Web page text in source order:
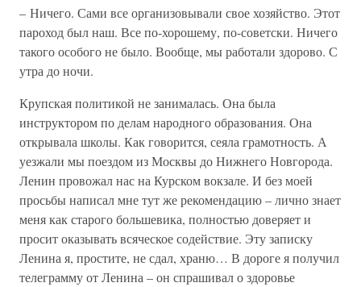
– Ничего. Сами все организовывали свое хозяйство. Этот
пароход был наш. Все по-хорошему, по-советски. Ничего
такого особого не было. Вообще, мы работали здорово. С
утра до ночи.
Крупская политикой не занималась. Она была
инструктором по делам народного образования. Она
открывала школы. Как говорится, сеяла грамотность. А
уезжали мы поездом из Москвы до Нижнего Новгорода.
Ленин провожал нас на Курском вокзале. И без моей
просьбы написал мне тут же рекомендацию – лично знает
меня как старого большевика, полностью доверяет и
просит оказывать всяческое содействие. Эту записку
Ленина я, простите, не сдал, храню… В дороге я получил
телеграмму от Ленина – он спрашивал о здоровье